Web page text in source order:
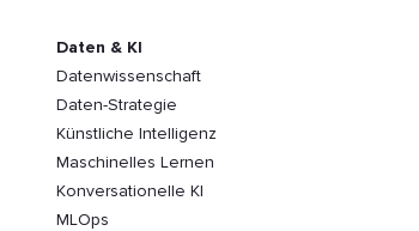
Daten & KI
Datenwissenschaft
Daten-Strategie
Künstliche Intelligenz
Maschinelles Lernen
Konversationelle KI
MLOps